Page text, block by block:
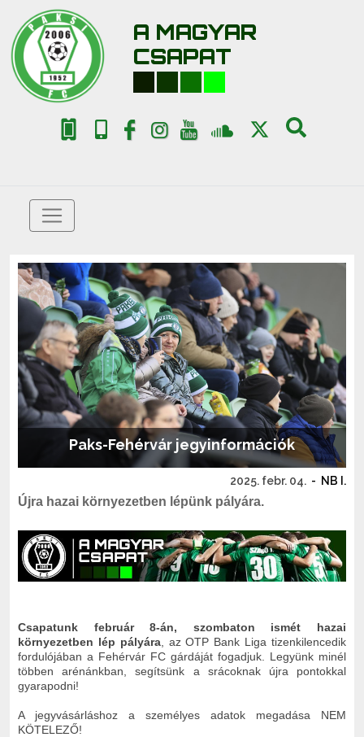
A MAGYAR
CSAPAT
Paks-Fehérvár jegyinformációk
2025. febr. 04. - NB I.
Újra hazai környezetben lépünk pályára.
Csapatunk február 8-án, szombaton ismét hazai
környezetben lép pályára, az OTP Bank Liga tizenkilencedik
fordulójában a Fehérvár FC gárdáját fogadjuk. Legyünk minél
többen arénánkban, segítsünk a srácoknak újra pontokkal
gyarapodni!
A jegyvásárláshoz a személyes adatok megadása NEM
KÖTELEZŐ!